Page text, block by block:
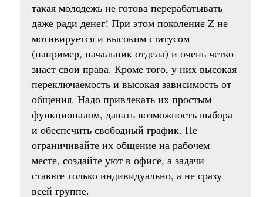
такая молодежь не готова перерабатывать
даже ради денег! При этом поколение Z не
мотивируется и высоким статусом
(например, начальник отдела) и очень четко
знает свои права. Кроме того, у них высокая
переключаемость и высокая зависимость от
общения. Надо привлекать их простым
функционалом, давать возможность выбора
и обеспечить свободный график. Не
ограничивайте их общение на рабочем
месте, создайте уют в офисе, а задачи
ставьте только индивидуально, а не сразу
всей группе.